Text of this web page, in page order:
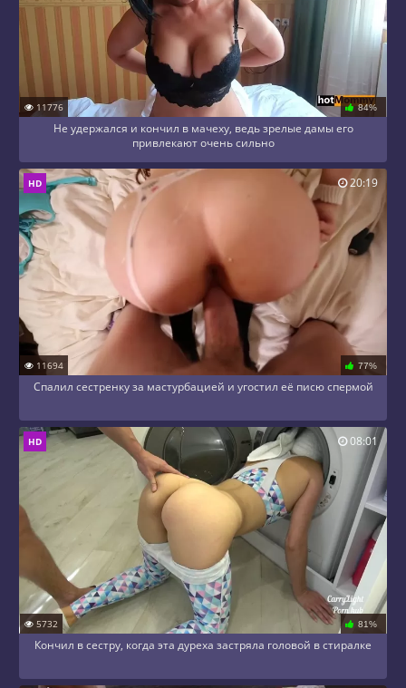
11776 84%
Не удержался и кончил в мачеху, ведь зрелые дамы его
привлекают очень сильно
11694 77%
Спалил сестренку за мастурбацией и угостил её писю спермой
HD 20:19
5732 81%
Кончил в сестру, когда эта дуреха застряла головой в стиралке
HD 08:01